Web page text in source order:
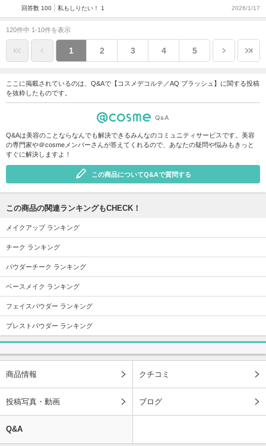
回答数 100 私もしりたい！ 1 2026/1/17
120件中 1-10件を表示
1 2 3 4 5
ここに掲載されているのは、Q&Aで【コスメデコルテ／AQ ブラッシュ】に関する投稿
を抜粋したものです。
Q&Aは美容のことならなんでも解決できるみんなのコミュニティサービスです。美容
の専門家や＠cosmeメンバーさんが答えてくれるので、あなたの疑問や悩みもきっと
すぐに解決しますよ！
この商品についてQ&Aで質問する
この商品の関連ランキングもCHECK！
メイクアップ ランキング
チーク ランキング
パウダーチーク ランキング
ベースメイク ランキング
フェイスパウダー ランキング
プレストパウダー ランキング
商品情報 クチコミ
投稿写真・動画 ブログ
Q&A